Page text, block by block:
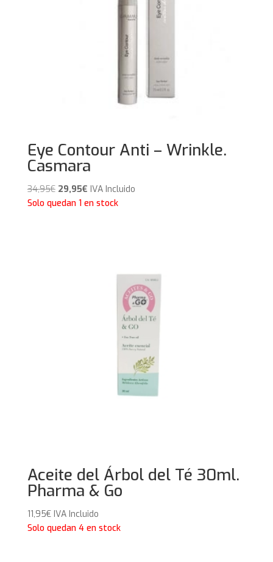
Eye Contour Anti – Wrinkle.
Casmara
34,95€ El
precio
29,95€El
precio
IVA Incluido
Solo quedan 1 en stock
Aceite del Árbol del Té 30ml.
Pharma & Go
11,95€ IVA Incluido
Solo quedan 4 en stock